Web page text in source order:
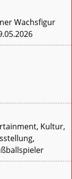
Wachsfigur
Kultur,